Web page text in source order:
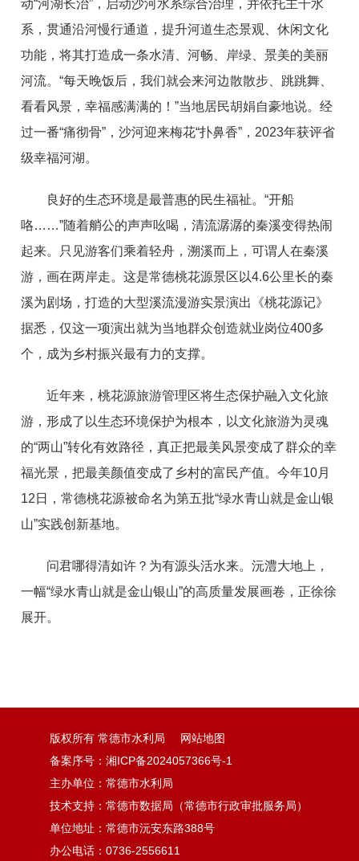
动“河湖长治”，启动沙河水系综合治理，并依托主干水
系，贯通沿河慢行通道，提升河道生态景观、休闲文化
功能，将其打造成一条水清、河畅、岸绿、景美的美丽
河流。“每天晚饭后，我们就会来河边散散步、跳跳舞、
看看风景，幸福感满满的！”当地居民胡娟自豪地说。经
过一番“痛彻骨”，沙河迎来梅花“扑鼻香”，2023年获评省
级幸福河湖。
良好的生态环境是最普惠的民生福祉。“开船
咯……”随着艄公的声声吆喝，清流潺潺的秦溪变得热闹
起来。只见游客们乘着轻舟，溯溪而上，可谓人在秦溪
游，画在两岸走。这是常德桃花源景区以4.6公里长的秦
溪为剧场，打造的大型溪流漫游实景演出《桃花源记》
据悉，仅这一项演出就为当地群众创造就业岗位400多
个，成为乡村振兴最有力的支撑。
近年来，桃花源旅游管理区将生态保护融入文化旅
游，形成了以生态环境保护为根本，以文化旅游为灵魂
的“两山”转化有效路径，真正把最美风景变成了群众的幸
福光景，把最美颜值变成了乡村的富民产值。今年10月
12日，常德桃花源被命名为第五批“绿水青山就是金山银
山”实践创新基地。
问君哪得清如许？为有源头活水来。沅澧大地上，
一幅“绿水青山就是金山银山”的高质量发展画卷，正徐徐
展开。
版权所有 常德市水利局
网站地图
备案序号：湘ICP备2024057366号-1
主办单位：常德市水利局
技术支持：常德市数据局（常德市行政审批服务局）
单位地址：常德市沅安东路388号
办公电话：0736-2556611